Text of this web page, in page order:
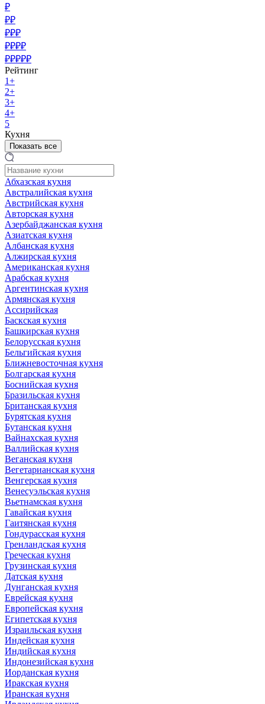
₽
₽₽
₽₽₽
₽₽₽₽
₽₽₽₽₽
Рейтинг
1+
2+
3+
4+
5
Кухня
Показать все
Абхазская кухня
Австралийская кухня
Австрийская кухня
Авторская кухня
Азербайджанская кухня
Азиатская кухня
Албанская кухня
Алжирская кухня
Американская кухня
Арабская кухня
Аргентинская кухня
Армянская кухня
Ассирийская
Баскская кухня
Башкирская кухня
Белорусская кухня
Бельгийская кухня
Ближневосточная кухня
Болгарская кухня
Боснийская кухня
Бразильская кухня
Британская кухня
Бурятская кухня
Бутанская кухня
Вайнахская кухня
Валлийская кухня
Веганская кухня
Вегетарианская кухня
Венгерская кухня
Венесуэльская кухня
Вьетнамская кухня
Гавайская кухня
Гаитянская кухня
Гондурасская кухня
Гренландская кухня
Греческая кухня
Грузинская кухня
Датская кухня
Дунганская кухня
Еврейская кухня
Европейская кухня
Египетская кухня
Израильская кухня
Индейская кухня
Индийская кухня
Индонезийская кухня
Иорданская кухня
Иракская кухня
Иранская кухня